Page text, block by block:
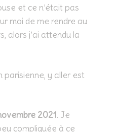
et ce n’était pas
moi de me rendre au
alors j’ai attendu la
parisienne, y aller est
2021. Je
compliquée à ce